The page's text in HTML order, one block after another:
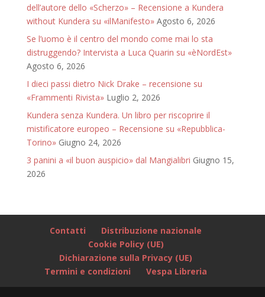
dell’autore dello «Scherzo» – Recensione a Kundera
without Kundera su «ilManifesto» Agosto 6, 2026
Se l’uomo è il centro del mondo come mai lo sta
distruggendo? Intervista a Luca Quarin su «èNordEst»
Agosto 6, 2026
I dieci passi dietro Nick Drake – recensione su
«Frammenti Rivista» Luglio 2, 2026
Kundera senza Kundera. Un libro per riscoprire il
mistificatore europeo – Recensione su «Repubblica-
Torino» Giugno 24, 2026
3 panini a «il buon auspicio» dal Mangialibri Giugno 15,
2026
Contatti
Distribuzione nazionale
Cookie Policy (UE)
Dichiarazione sulla Privacy (UE)
Termini e condizioni
Vespa Libreria